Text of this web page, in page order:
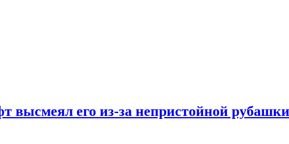
высмеял его из-за непристойной